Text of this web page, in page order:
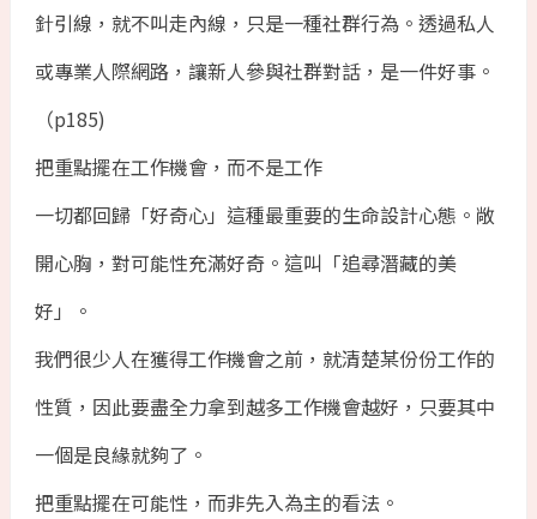
針引線，就不叫走內線，只是一種社群行為。透過私人
或專業人際網路，讓新人參與社群對話，是一件好事。
（p185)
把重點擺在工作機會，而不是工作
一切都回歸「好奇心」這種最重要的生命設計心態。敞
開心胸，對可能性充滿好奇。這叫「追尋潛藏的美
好」。
我們很少人在獲得工作機會之前，就清楚某份份工作的
性質，因此要盡全力拿到越多工作機會越好，只要其中
一個是良緣就夠了。
把重點擺在可能性，而非先入為主的看法。